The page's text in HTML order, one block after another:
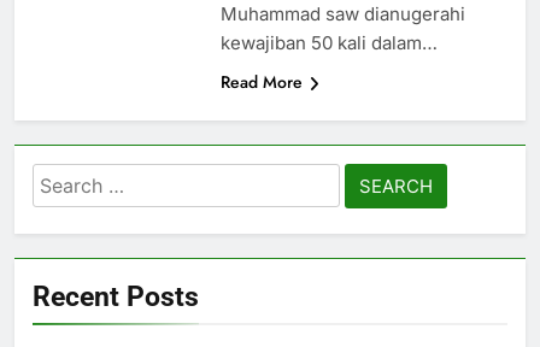
Muhammad saw dianugerahi
kewajiban 50 kali dalam…
Read More
Search
for:
Recent Posts